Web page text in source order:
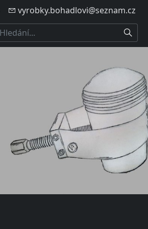
vyrobky.bohadlovi@seznam.cz
Hledat